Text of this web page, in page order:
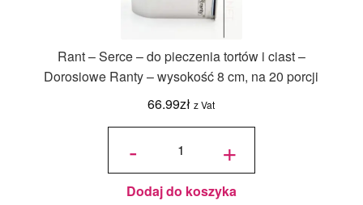
Rant – Serce – do pieczenia tortów i ciast –
Dorosiowe Ranty – wysokość 8 cm, na 20 porcji
66.99zł z Vat
-
ilość Rant
pieczenia
tortów i
ciast -
Dorosiowe
Ranty -
8 cm, na
20 porcji
+
Dodaj do koszyka